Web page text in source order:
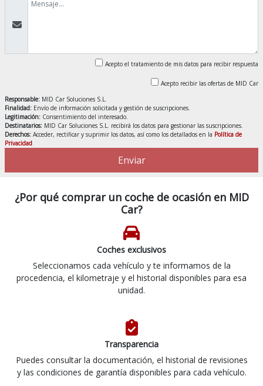
Acepto el tratamiento de mis datos para recibir respuesta
Acepto recibir las ofertas de MID Car
Responsable: MID Car Soluciones S.L.
Finalidad: Envío de información solicitada y gestión de suscripciones.
Legitimación: Consentimiento del interesado.
Destinatarios: MID Car Soluciones S.L. recibirá los datos para gestionar las suscripciones.
Derechos: Acceder, rectificar y suprimir los datos, así como los detallados en la Política de
Privacidad
Enviar
¿Por qué comprar un coche de ocasión en MID
Car?
Coches exclusivos
Seleccionamos cada vehículo y te informamos de la
procedencia, el kilometraje y el historial disponibles para esa
unidad.
Transparencia
Puedes consultar la documentación, el historial de revisiones
y las condiciones de garantía disponibles para cada vehículo.